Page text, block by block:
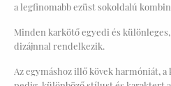
a legfinomabb ezüst sokoldalú
Minden karkötő egyedi és
dizájnnal rendelkezik.
Az egymáshoz illő kövek harmóniát,